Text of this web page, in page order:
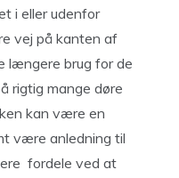
i eller udenfor
vej på kanten af
længere brug for de
rigtig mange døre
kan være en
være anledning til
fordele ved at